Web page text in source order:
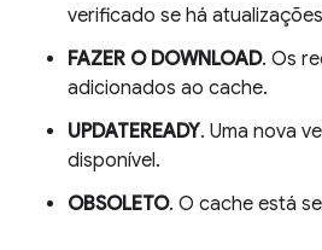
verificado se há
FAZER O DOWNLOAD. Os
adicionados ao cache.
UPDATEREADY. Uma nova
disponível.
OBSOLETO. O cache está